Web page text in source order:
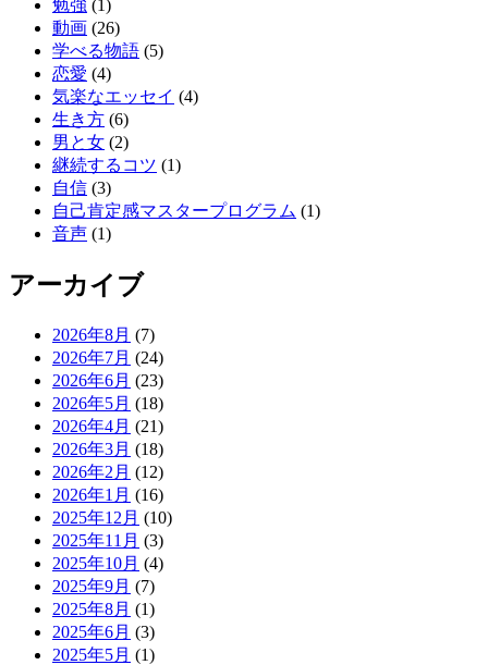
勉強 (1)
動画 (26)
学べる物語 (5)
恋愛 (4)
気楽なエッセイ (4)
生き方 (6)
男と女 (2)
継続するコツ (1)
自信 (3)
自己肯定感マスタープログラム (1)
音声 (1)
アーカイブ
2026年8月 (7)
2026年7月 (24)
2026年6月 (23)
2026年5月 (18)
2026年4月 (21)
2026年3月 (18)
2026年2月 (12)
2026年1月 (16)
2025年12月 (10)
2025年11月 (3)
2025年10月 (4)
2025年9月 (7)
2025年8月 (1)
2025年6月 (3)
2025年5月 (1)